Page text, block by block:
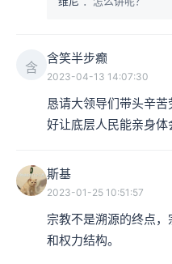
含
含笑半步癫
2023-04-13 14:07:30
恳请大领导们带头辛
好让底层人民能亲身
斯基
2023-01-25 10:51:57
宗教不是溯源的终点
和权力结构。